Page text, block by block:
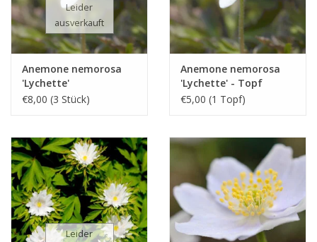
Leider
ausverkauft
Anemone nemorosa
'Lychette'
€8,00 (3 Stück)
Anemone nemorosa
'Lychette' - Topf
€5,00 (1 Topf)
Leider